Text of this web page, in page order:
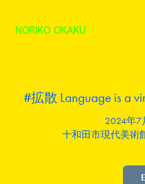
NORIKO OKAKU
#拡散 Language is a
2024年7
十和田市現代美術